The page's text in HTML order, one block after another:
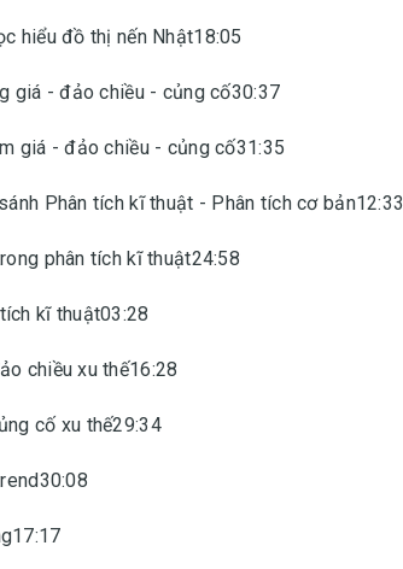
hiểu đồ thị nến Nhật18:05
giá - đảo chiều - củng cố30:37
giá - đảo chiều - củng cố31:35
Phân tích kĩ thuật - Phân tích cơ bản12:33
phân tích kĩ thuật24:58
kĩ thuật03:28
chiều xu thế16:28
cố xu thế29:34